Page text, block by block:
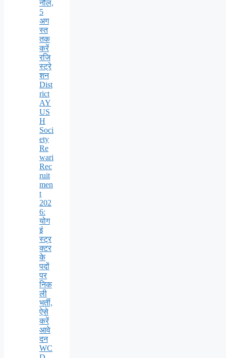
नौल,
5
अग
स्त
तक
करें
रजि
स्ट्रे
शन
Dist
rict
AY
US
H
Soci
ety
Re
wari
Rec
ruit
men
t
202
6:
योग
इं
स्ट्र
क्टर
के
पदों
पर
निक
ली
भर्ती,
ऐसे
करें
आवे
दन
WC